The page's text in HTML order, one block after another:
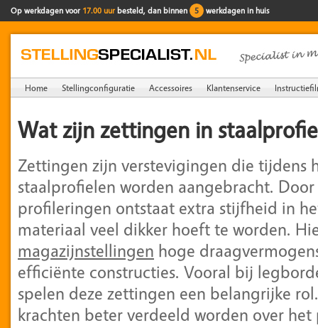
Op werkdagen voor 17.00 uur besteld, dan binnen 5 werkdagen in huis
Home Stellingconfiguratie Accessoires Klantenservice
Wat zijn zettingen in
Zettingen zijn verstevigingen die tijdens
staalprofielen worden aangebracht.
profileringen ontstaat extra stijfheid in
materiaal veel dikker hoeft te worden.
magazijnstellingen hoge
efficiënte constructies. Vooral bij
spelen deze zettingen een belangrijke
krachten beter verdeeld worden over